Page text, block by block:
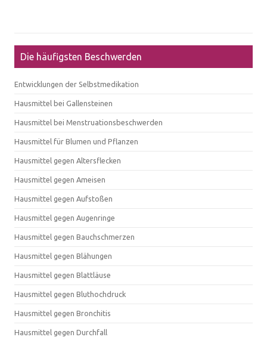
Die häufigsten Beschwerden
Entwicklungen der Selbstmedikation
Hausmittel bei Gallensteinen
Hausmittel bei Menstruationsbeschwerden
Hausmittel für Blumen und Pflanzen
Hausmittel gegen Altersflecken
Hausmittel gegen Ameisen
Hausmittel gegen Aufstoßen
Hausmittel gegen Augenringe
Hausmittel gegen Bauchschmerzen
Hausmittel gegen Blähungen
Hausmittel gegen Blattläuse
Hausmittel gegen Bluthochdruck
Hausmittel gegen Bronchitis
Hausmittel gegen Durchfall